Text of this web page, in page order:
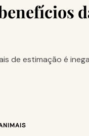
de estimação é